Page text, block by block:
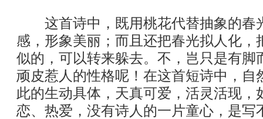
这首诗中，既用桃花代替抽象的春
感，形象美丽；而且还把春光拟人化，
似的，可以转来躲去。不，岂只是有脚
顽皮惹人的性格呢！在这首短诗中，自
此的生动具体，天真可爱，活灵活现，
恋、热爱，没有诗人的一片童心，是写